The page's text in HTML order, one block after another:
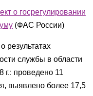
о госрегулировании
(ФАС России)
результатах
службы в области
г.: проведено 11
выявлено более 17,5